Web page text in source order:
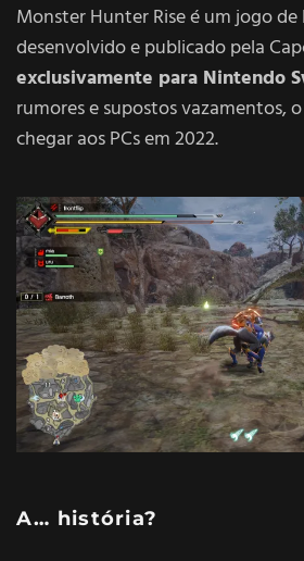
Monster Hunter Rise é um jogo de
desenvolvido e publicado pela
exclusivamente para Nintendo
rumores e supostos vazamentos,
chegar aos PCs em 2022.
A… história?